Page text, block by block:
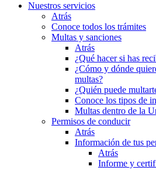
Nuestros servicios
Atrás
Conoce todos los trámites
Multas y sanciones
Atrás
¿Qué hacer si has
¿Cómo y dónde
multas?
¿Quién puede
Conoce los tipos de
Multas dentro de la
Permisos de conducir
Atrás
Información de tus
Atrás
Informe y